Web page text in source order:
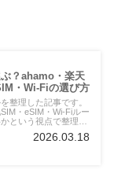
？ahamo・楽天
・Wi-Fiの選び方
整理した記事です。
・eSIM・Wi-Fiルー
という視点で整理
2026.03.18